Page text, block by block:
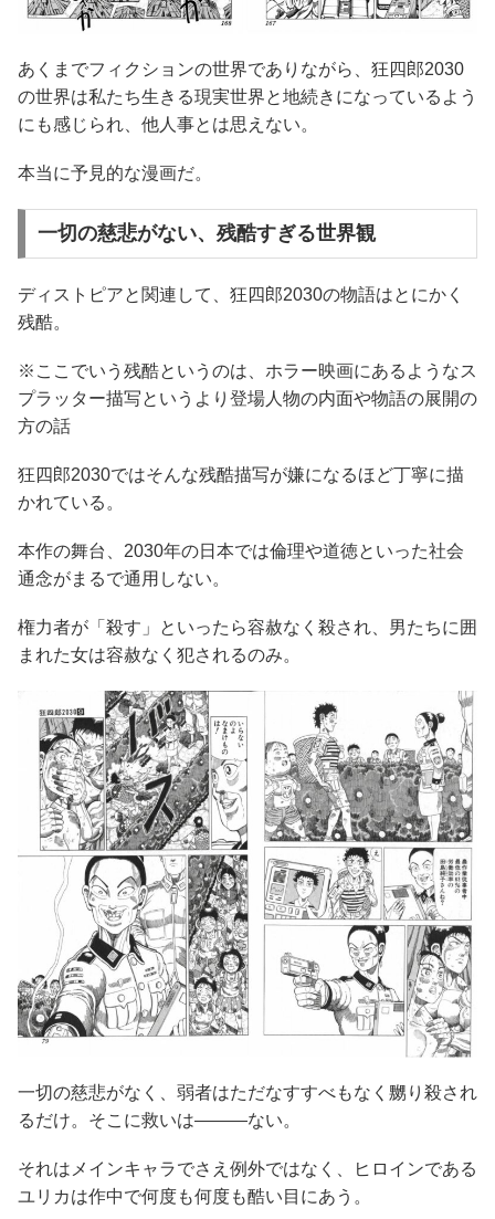
あくまでフィクションの世界でありながら、狂四郎2030
の世界は私たち生きる現実世界と地続きになっているよう
にも感じられ、他人事とは思えない。
本当に予見的な漫画だ。
一切の慈悲がない、残酷すぎる世界観
ディストピアと関連して、狂四郎2030の物語はとにかく
残酷。
※ここでいう残酷というのは、ホラー映画にあるようなス
プラッター描写というより登場人物の内面や物語の展開の
方の話
狂四郎2030ではそんな残酷描写が嫌になるほど丁寧に描
かれている。
本作の舞台、2030年の日本では倫理や道徳といった社会
通念がまるで通用しない。
権力者が「殺す」といったら容赦なく殺され、男たちに囲
まれた女は容赦なく犯されるのみ。
一切の慈悲がなく、弱者はただなすすべもなく嬲り殺され
るだけ。そこに救いは―――ない。
それはメインキャラでさえ例外ではなく、ヒロインである
ユリカは作中で何度も何度も酷い目にあう。